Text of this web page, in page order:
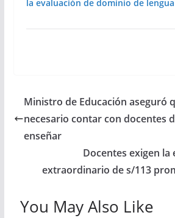
la evaluación de dominio de
Ministro de Educación aseguró
necesario contar con docentes
enseñar
Docentes exigen
extraordinario de s/113
You May Also Like